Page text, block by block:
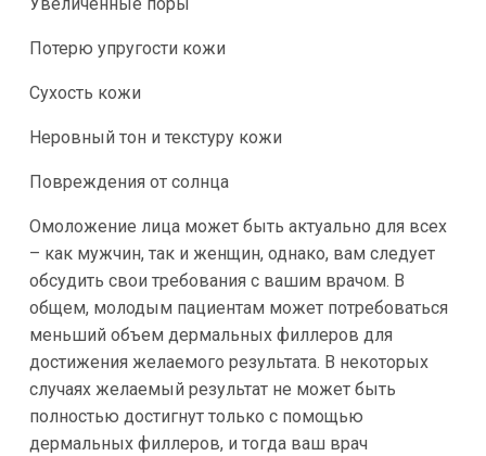
Потерю упругости кожи
Сухость кожи
Неровный тон и текстуру кожи
Повреждения от солнца
Омоложение лица может быть актуально для всех
– как мужчин, так и женщин, однако, вам следует
обсудить свои требования с вашим врачом. В
общем, молодым пациентам может потребоваться
меньший объем дермальных филлеров для
достижения желаемого результата. В некоторых
случаях желаемый результат не может быть
полностью достигнут только с помощью
дермальных филлеров, и тогда ваш врач